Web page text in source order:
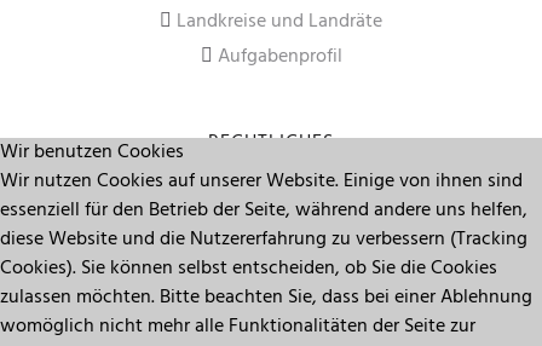
Landkreise und Landräte
Aufgabenprofil
RECHTLICHES
Impressum
Datenschutz
Seitenanfang
Wir benutzen Cookies
Wir nutzen Cookies auf unserer Website. Einige von ihnen sind
essenziell für den Betrieb der Seite, während andere uns helfen,
diese Website und die Nutzererfahrung zu verbessern (Tracking
Cookies). Sie können selbst entscheiden, ob Sie die Cookies
zulassen möchten. Bitte beachten Sie, dass bei einer Ablehnung
womöglich nicht mehr alle Funktionalitäten der Seite zur